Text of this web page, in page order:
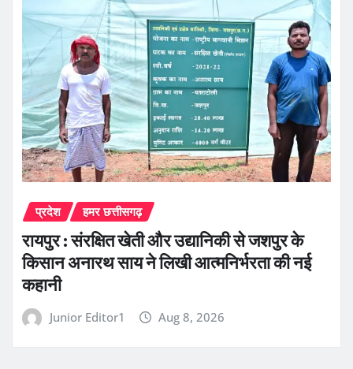
प्रदेश हमर छत्तीसगढ़
रायपुर : संरक्षित खेती और उद्यानिकी से जशपुर के
किसान अनारथ साय ने लिखी आत्मनिर्भरता की नई
कहानी
Junior Editor1 Aug 8, 2026